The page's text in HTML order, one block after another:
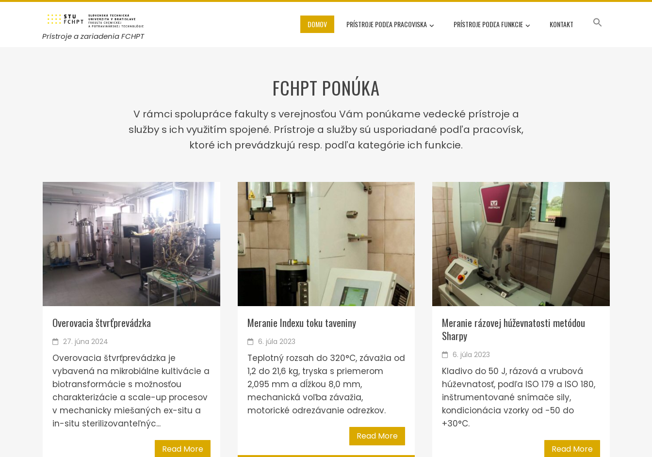
Skip
Prístroje a zariadenia FCHPT
DOMOV PRÍSTROJE PODĽA PRACOVISKA PRÍSTROJE PODĽA FUNKCIE KONTAKT
FCHPT PONÚKA
V rámci spolupráce fakulty s verejnosťou Vám ponúkame vedecké prístroje a
služby s ich využitím spojené. Prístroje a služby sú usporiadané podľa pracovísk,
ktoré ich prevádzkujú resp. podľa kategórie ich funkcie.
Overovacia štvrťprevádzka
27. júna 2024
Overovacia štvrťprevádzka je
vybavená na mikrobiálne kultivácie a
biotransformácie s možnosťou
charakterizácie a scale-up procesov
v mechanicky miešaných ex-situ a
in-situ sterilizovanteľnýc...
Read More
Meranie Indexu toku taveniny
6. júla 2023
Teplotný rozsah do 320°C, závažia od
1,2 do 21,6 kg, tryska s priemerom
2,095 mm a dĺžkou 8,0 mm,
mechanická voľba závažia,
motorické odrezávanie odrezkov.
Read More
Meranie rázovej húževnatosti metódou
Sharpy
6. júla 2023
Kladivo do 50 J, rázová a vrubová
húževnatosť, podľa ISO 179 a ISO 180,
inštrumentované snímače sily,
kondicionácia vzorky od -50 do
+30°C.
Read More